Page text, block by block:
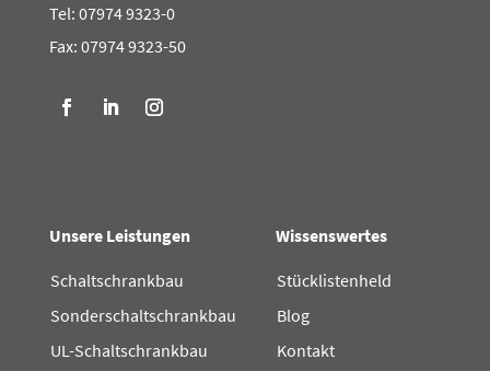
Tel: 07974 9323-0
Fax: 07974 9323-50
Unsere Leistungen
Schaltschrankbau
Sonderschaltschrankbau
UL-Schaltschrankbau
Wissenswertes
Stücklistenheld
Blog
Kontakt